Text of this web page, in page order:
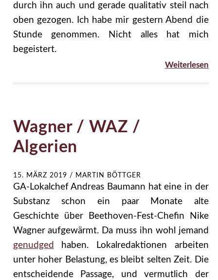
durch ihn auch und gerade qualitativ steil nach
oben gezogen. Ich habe mir gestern Abend die
Stunde genommen. Nicht alles hat mich
begeistert.
Weiterlesen
Wagner / WAZ /
Algerien
15. MÄRZ 2019 / MARTIN BÖTTGER
GA-Lokalchef Andreas Baumann hat eine in der
Substanz schon ein paar Monate alte
Geschichte über Beethoven-Fest-Chefin Nike
Wagner aufgewärmt. Da muss ihn wohl jemand
genudged
haben. Lokalredaktionen arbeiten
unter hoher Belastung, es bleibt selten Zeit. Die
entscheidende Passage, und vermutlich der